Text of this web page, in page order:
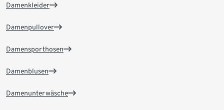
Damenkleider
Damenpullover
Damensporthosen
Damenblusen
Damenunterwäsche